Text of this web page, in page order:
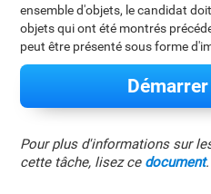
ensemble d'objets, le candidat
objets qui ont été montrés
peut être présenté sous forme
Pour plus d'informations sur
cette tâche, lisez ce document.